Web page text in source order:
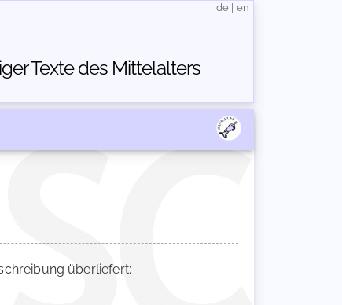
Texte des Mittelalters
de en
überliefert: